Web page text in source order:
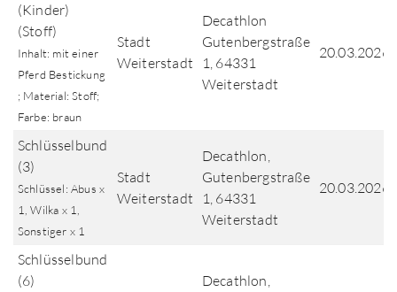
(Kinder)
(Stoff)
Inhalt: mit einer
Pferd Bestickung
; Material: Stoff;
Farbe: braun
Stadt
Weiterstadt
Decathlon
Gutenbergstraße
1, 64331
Weiterstadt
20.03.2026
Schlüsselbund
(3)
Schlüssel: Abus x
1, Wilka x 1,
Sonstiger x 1
Stadt
Weiterstadt
Decathlon,
Gutenbergstraße
1, 64331
Weiterstadt
20.03.2026
Schlüsselbund
(6)
Decathlon,